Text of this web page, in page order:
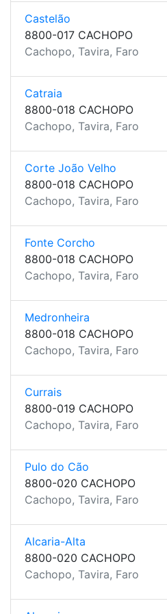
Castelão
8800-017 CACHOPO
Cachopo, Tavira, Faro
Catraia
8800-018 CACHOPO
Cachopo, Tavira, Faro
Corte João Velho
8800-018 CACHOPO
Cachopo, Tavira, Faro
Fonte Corcho
8800-018 CACHOPO
Cachopo, Tavira, Faro
Medronheira
8800-018 CACHOPO
Cachopo, Tavira, Faro
Currais
8800-019 CACHOPO
Cachopo, Tavira, Faro
Pulo do Cão
8800-020 CACHOPO
Cachopo, Tavira, Faro
Alcaria-Alta
8800-020 CACHOPO
Cachopo, Tavira, Faro